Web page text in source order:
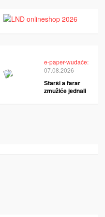
e-paper-wudaće:
07.08.2026
Starši a farar
zmužiće jednali